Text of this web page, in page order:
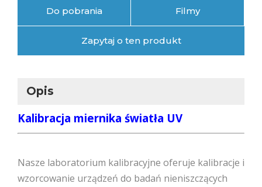
Do pobrania Filmy
Zapytaj o ten produkt
Opis
Kalibracja miernika światła UV
Nasze laboratorium kalibracyjne oferuje kalibracje i
wzorcowanie urządzeń do badań nieniszczących